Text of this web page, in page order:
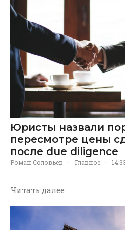
Юристы назвали
пересмотре цены
после due diligence
Роман Соловьев · Главное ·
Читать далее